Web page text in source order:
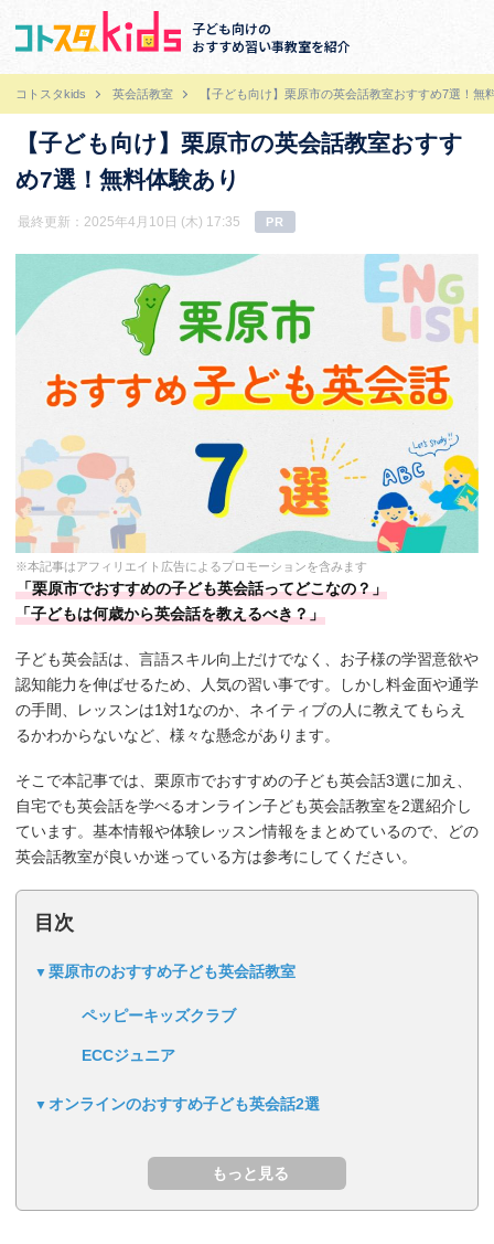
子ども向けの
おすすめ習い事教室を紹介
コトスタkids 英会話教室 【子ども向け】栗原市の英会話教室おすすめ7選！無
【子ども向け】栗原市の英会話教室おすす
め7選！無料体験あり
最終更新：2025年4月10日 (木) 17:35 PR
※本記事はアフィリエイト広告によるプロモーションを含みます
「栗原市でおすすめの子ども英会話ってどこなの？」
「子どもは何歳から英会話を教えるべき？」
子ども英会話は、言語スキル向上だけでなく、お子様の学習意欲や
認知能力を伸ばせるため、人気の習い事です。しかし料金面や通学
の手間、レッスンは1対1なのか、ネイティブの人に教えてもらえ
るかわからないなど、様々な懸念があります。
そこで本記事では、栗原市でおすすめの子ども英会話3選に加え、
自宅でも英会話を学べるオンライン子ども英会話教室を2選紹介し
ています。基本情報や体験レッスン情報をまとめているので、どの
英会話教室が良いか迷っている方は参考にしてください。
目次
栗原市のおすすめ子ども英会話教室
ペッピーキッズクラブ
ECCジュニア
オンラインのおすすめ子ども英会話2選